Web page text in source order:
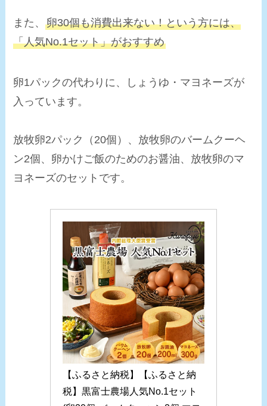
また、卵30個も消費出来ない！という方には、
「人気No.1セット」がおすすめ
卵1パックの代わりに、しょうゆ・マヨネーズが
入っています。
放牧卵2パック（20個）、放牧卵のバームクーヘ
ン2個、卵かけご飯のためのお醤油、放牧卵のマ
ヨネーズのセットです。
【ふるさと納税】【ふるさと納
税】黒富士農場人気No.1セット